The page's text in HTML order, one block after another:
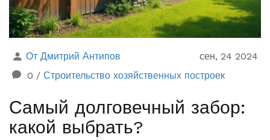
От Дмитрий Антипов
сен, 24 2024
0 / Строительство хозяйственных построек
Самый долговечный забор:
какой выбрать?